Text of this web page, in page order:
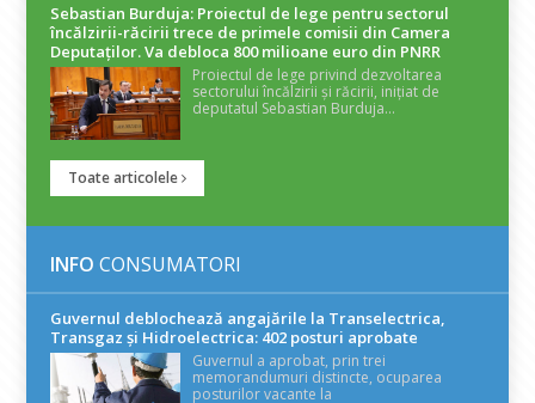
Sebastian Burduja: Proiectul de lege pentru sectorul
încălzirii-răcirii trece de primele comisii din Camera
Deputaților. Va debloca 800 milioane euro din PNRR
Proiectul de lege privind dezvoltarea
sectorului încălzirii și răcirii, inițiat de
deputatul Sebastian Burduja...
Toate articolele
INFO CONSUMATORI
Guvernul deblochează angajările la Transelectrica,
Transgaz și Hidroelectrica: 402 posturi aprobate
Guvernul a aprobat, prin trei
memorandumuri distincte, ocuparea
posturilor vacante la